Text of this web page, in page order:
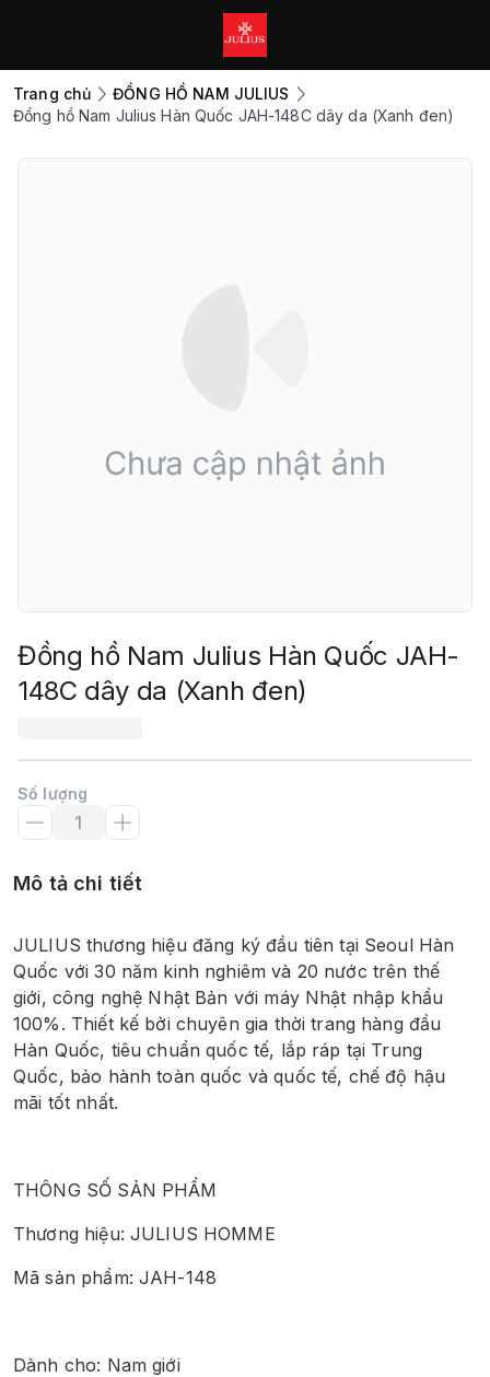
Trang chủ
ĐỒNG HỒ NAM JULIUS
Đồng hồ Nam Julius Hàn Quốc JAH-148C dây da (Xanh đen)
Đồng hồ Nam Julius Hàn Quốc JAH-
148C dây da (Xanh đen)
Số lượng
Mô tả chi tiết
JULIUS thương hiệu đăng ký đầu tiên tại Seoul Hàn
Quốc với 30 năm kinh nghiêm và 20 nước trên thế
giới, công nghệ Nhật Bản với máy Nhật nhập khẩu
100%. Thiết kế bởi chuyên gia thời trang hàng đầu
Hàn Quốc, tiêu chuẩn quốc tế, lắp ráp tại Trung
Quốc, bảo hành toàn quốc và quốc tế, chế độ hậu
mãi tốt nhất.
THÔNG SỐ SẢN PHẨM
Thương hiệu: JULIUS HOMME
Mã sản phẩm: JAH-148
Dành cho: Nam giới